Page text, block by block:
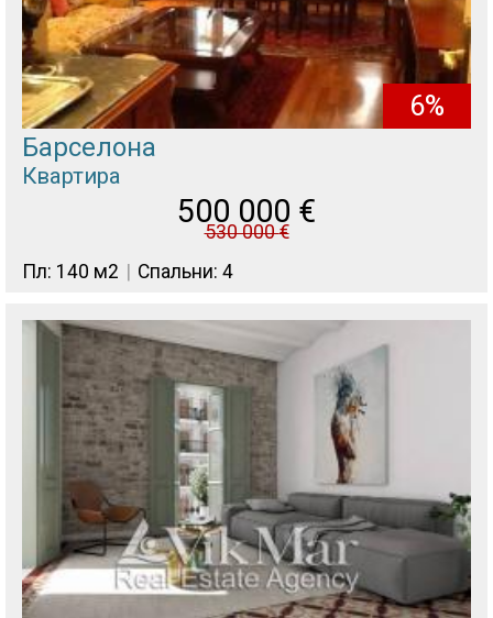
6%
Барселона
Квартира
500 000 €
530 000€
Пл: 140 м2
Спальни: 4